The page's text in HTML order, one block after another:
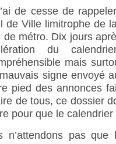
de cesse de
de Ville limitrophe de
de métro. Dix jours
du
mais
signe envoyé
pied des annonces
de tous, ce dossier
pour que le calendrier
n’attendons pas